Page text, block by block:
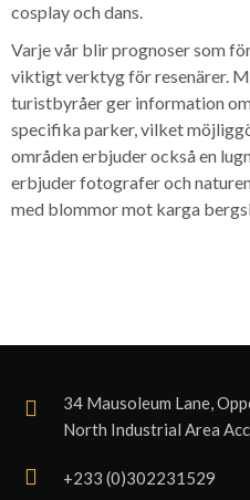
cosplay och dans.
Varje vår blir prognoser som
viktigt verktyg för resenärer.
turistbyråer ger information
specifika parker, vilket
områden erbjuder också en
erbjuder fotografer och
med blommor mot karga
34 Mausoleum Lane,
North Industrial Area
+233 (0)302231529